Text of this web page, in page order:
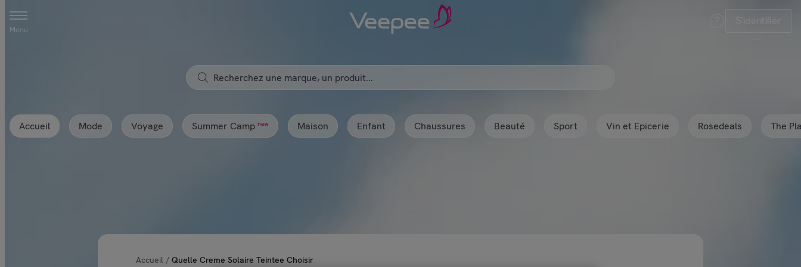
Menu
Accueil Mode Voyage Summer Camp new Maison Enfant Chaussures Beauté Sport Vin et Epicerie Rosedeals The
Accueil / Quelle Creme Solaire Teintee Choisir